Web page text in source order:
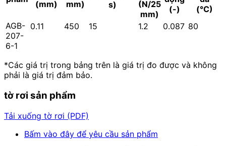
(mm)
mm)
s)
(N/25
mm)
(-)
(°C)
AGB-
207-
6-1
0.11 450 15 1.2 0.087 80
*Các giá trị trong bảng trên là giá trị đo được và không
phải là giá trị đảm bảo.
tờ rơi sản phẩm
Tải xuống tờ rơi (PDF)
Bấm vào đây để yêu cầu sản phẩm